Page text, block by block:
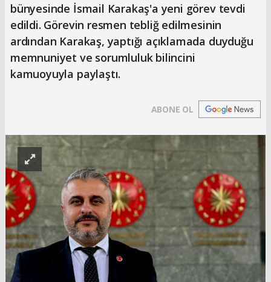
bünyesinde İsmail Karakaş'a yeni görev tevdi
edildi. Görevin resmen tebliğ edilmesinin
ardından Karakaş, yaptığı açıklamada duyduğu
memnuniyet ve sorumluluk bilincini
kamuoyuyla paylaştı.
ABONE OL